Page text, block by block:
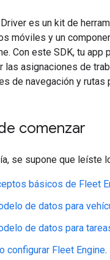
Driver es un kit de
móviles y un
Con este SDK, tu
las asignaciones de
de navegación y rutas
de comenzar
se supone que leíste
básicos de Fleet
de datos para
de datos para
configurar Fleet Engine.